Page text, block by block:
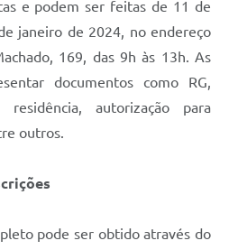
e podem ser feitas de 11 de
janeiro de 2024, no endereço
169, das 9h às 13h. As
documentos como RG,
residência, autorização para
outros.
pode ser obtido através do